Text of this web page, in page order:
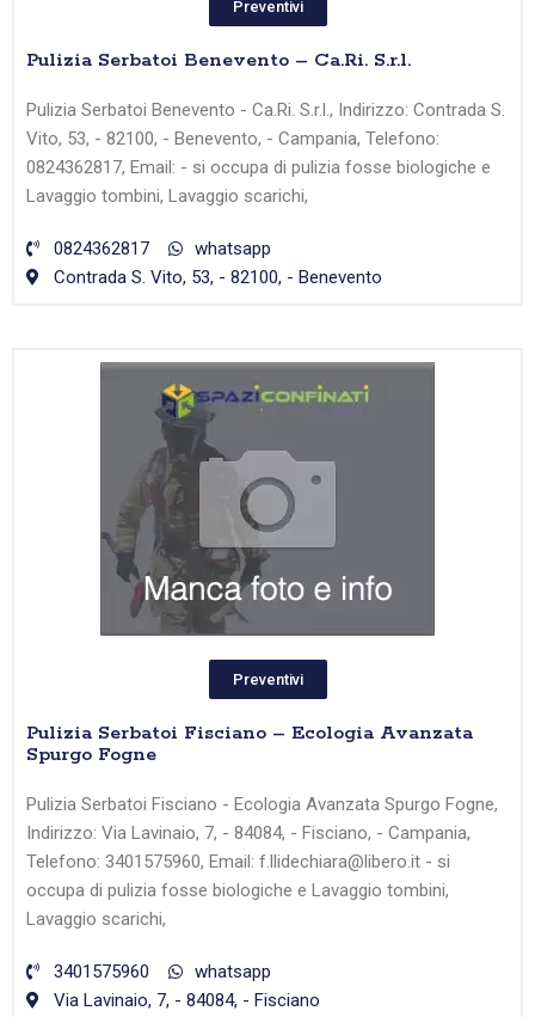
Preventivi
Pulizia Serbatoi Benevento – Ca.Ri. S.r.l.
Pulizia Serbatoi Benevento - Ca.Ri. S.r.l., Indirizzo: Contrada S.
Vito, 53, - 82100, - Benevento, - Campania, Telefono:
0824362817, Email: - si occupa di pulizia fosse biologiche e
Lavaggio tombini, Lavaggio scarichi,
0824362817
whatsapp
Contrada S. Vito, 53, - 82100, - Benevento
Preventivi
Pulizia Serbatoi Fisciano – Ecologia Avanzata
Spurgo Fogne
Pulizia Serbatoi Fisciano - Ecologia Avanzata Spurgo Fogne,
Indirizzo: Via Lavinaio, 7, - 84084, - Fisciano, - Campania,
Telefono: 3401575960, Email: f.llidechiara@libero.it - si
occupa di pulizia fosse biologiche e Lavaggio tombini,
Lavaggio scarichi,
3401575960
whatsapp
Via Lavinaio, 7, - 84084, - Fisciano